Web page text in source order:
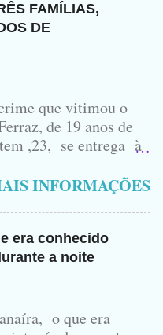
FAMÍLIAS,
DE
que vitimou o
de 19 anos de
,23, se entrega à
tudo aconteceu ...
INFORMAÇÕES
era conhecido
a noite
o que era